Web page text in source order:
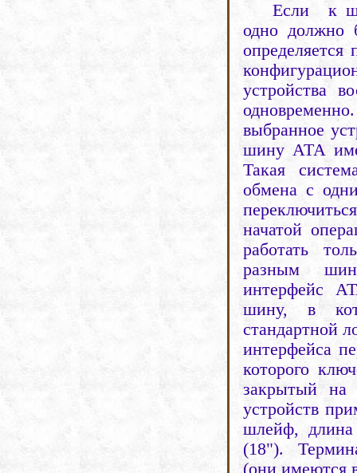
Если
к
одно должно
устройства
выбранное
шину АТА
Такая
обмена с
начатой
работать
разным
интерфейс
шину, в
стандартной
интерфейса
которого
закрытый на
устройств
шлейф,
(18").
(они имеются